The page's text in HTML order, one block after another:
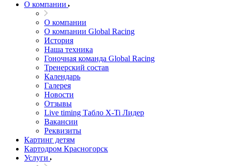
О компании
О компании
О компании Global Racing
История
Наша техника
Гоночная команда Global Racing
Тренерский состав
Календарь
Галерея
Новости
Отзывы
Live timing Табло X-Ti Лидер
Вакансии
Реквизиты
Картинг детям
Картодром Красногорск
Услуги